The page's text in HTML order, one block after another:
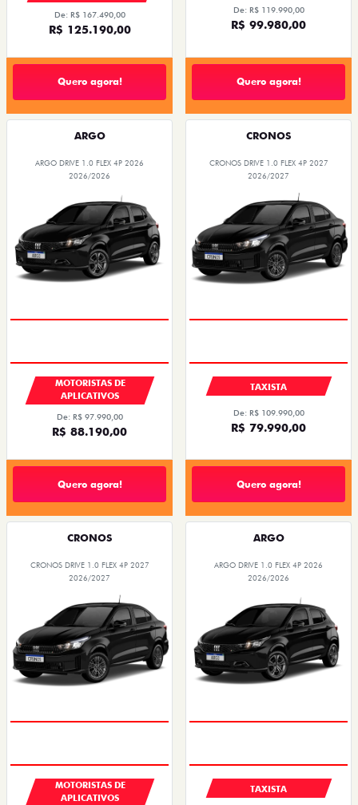
De: R$ 167.490,00
R$ 125.190,00
Quero agora!
De: R$ 119.990,00
R$ 99.980,00
Quero agora!
ARGO
ARGO DRIVE 1.0 FLEX 4P 2026
2026/2026
MOTORISTAS DE
APLICATIVOS
De: R$ 97.990,00
R$ 88.190,00
Quero agora!
CRONOS
CRONOS DRIVE 1.0 FLEX 4P 2027
2026/2027
TAXISTA
De: R$ 109.990,00
R$ 79.990,00
Quero agora!
CRONOS
CRONOS DRIVE 1.0 FLEX 4P 2027
2026/2027
MOTORISTAS DE
APLICATIVOS
ARGO
ARGO DRIVE 1.0 FLEX 4P 2026
2026/2026
TAXISTA